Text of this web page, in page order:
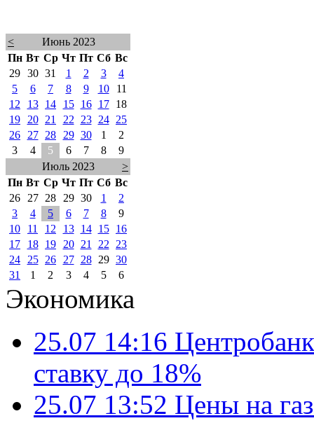
<
Июнь 2023
Пн Вт Ср Чт Пт Сб Вс
29 30 31 1 2 3
4
5
6 7 8 9 10
11
12
13 14 15 16 17
18
19
20 21 22 23 24
25
26
27 28 29 30 1
2
3
4 5 6 7 8
9
Июль 2023
>
Пн Вт Ср Чт Пт Сб Вс
26
27 28 29 30 1
2
3
4 5 6 7 8
9
10
11 12 13 14 15
16
17
18 19 20 21 22
23
24
25 26 27 28 29 30
31
1 2 3 4 5 6
Экономика
25.07 14:16
ставку до 18%
25.07 13:52 Цены на